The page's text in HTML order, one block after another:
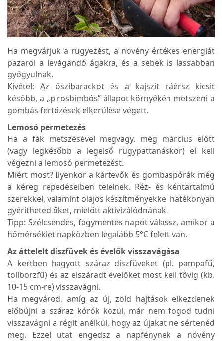
Ha megvárjuk a rügyezést, a növény értékes energiát
pazarol a levágandó ágakra, és a sebek is lassabban
gyógyulnak.
Kivétel: Az őszibarackot és a kajszit ráérsz kicsit
később, a „pirosbimbós” állapot környékén metszeni a
gombás fertőzések elkerülése végett.
Lemosó permetezés
Ha a fák metszésével megvagy, még március előtt
(vagy legkésőbb a legelső rügypattanáskor) el kell
végezni a lemosó permetezést.
Miért most? Ilyenkor a kártevők és gombaspórák még
a kéreg repedéseiben telelnek. Réz- és kéntartalmú
szerekkel, valamint olajos készítményekkel hatékonyan
gyérítheted őket, mielőtt aktivizálódnának.
Tipp: Szélcsendes, fagymentes napot válassz, amikor a
hőmérséklet napközben legalább 5°C felett van.
Az áttelelt díszfüvek és évelők visszavágása
A kertben hagyott száraz díszfüveket (pl. pampafű,
tollborzfű) és az elszáradt évelőket most kell tövig (kb.
10-15 cm-re) visszavágni.
Ha megvárod, amíg az új, zöld hajtások elkezdenek
előbújni a száraz kórók közül, már nem fogod tudni
visszavágni a régit anélkül, hogy az újakat ne sértenéd
meg. Ezzel utat engedsz a napfénynek a növény